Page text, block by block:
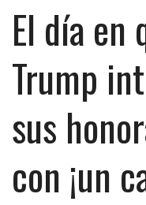
El día en
Trump
sus
con ¡un